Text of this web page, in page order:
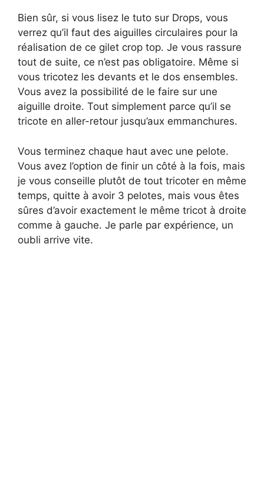
Bien sûr, si vous lisez le tuto sur Drops, vous
verrez qu’il faut des aiguilles circulaires pour la
réalisation de ce gilet crop top. Je vous rassure
tout de suite, ce n’est pas obligatoire. Même si
vous tricotez les devants et le dos ensembles.
Vous avez la possibilité de le faire sur une
aiguille droite. Tout simplement parce qu’il se
tricote en aller-retour jusqu’aux emmanchures.
Vous terminez chaque haut avec une pelote.
Vous avez l’option de finir un côté à la fois, mais
je vous conseille plutôt de tout tricoter en même
temps, quitte à avoir 3 pelotes, mais vous êtes
sûres d’avoir exactement le même tricot à droite
comme à gauche. Je parle par expérience, un
oubli arrive vite.